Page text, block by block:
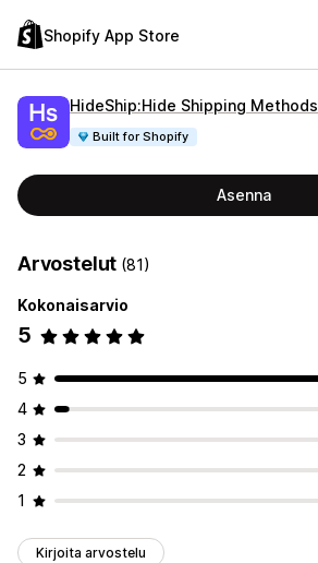
Shopify App Store
HideShip:Hide Shipping Methods
Built for Shopify
Asenna
Arvostelut (81)
Kokonaisarvio
5
5
4
3
2
1
Kirjoita arvostelu